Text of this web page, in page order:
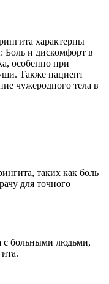
характерны
и дискомфорт в
особенно при
Также пациент
чужеродного тела в
таких как боль
для точного
с больными людьми,